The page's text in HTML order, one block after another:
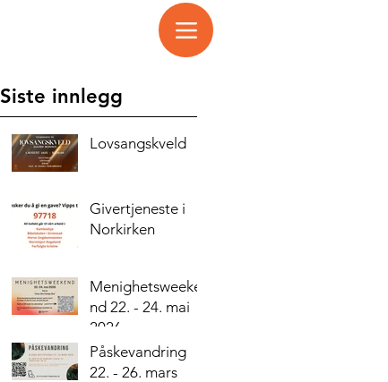
Siste innlegg
Lovsangskveld
Givertjeneste i
Norkirken
Menighetsweeke
nd 22. - 24. mai
2026
Påskevandring
22. - 26. mars